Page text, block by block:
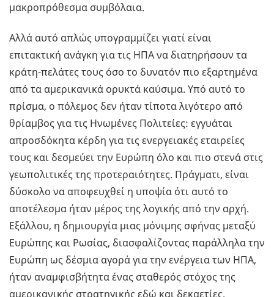
μακροπρόθεσμα συμβόλαια.
Αλλά αυτό απλώς υπογραμμίζει γιατί είναι
επιτακτική ανάγκη για τις ΗΠΑ να διατηρήσουν τα
κράτη-πελάτες τους όσο το δυνατόν πιο εξαρτημένα
από τα αμερικανικά ορυκτά καύσιμα. Υπό αυτό το
πρίσμα, ο πόλεμος δεν ήταν τίποτα λιγότερο από
θρίαμβος για τις Ηνωμένες Πολιτείες: εγγυάται
απροσδόκητα κέρδη για τις ενεργειακές εταιρείες
τους και δεσμεύει την Ευρώπη όλο και πιο στενά στις
γεωπολιτικές της προτεραιότητες. Πράγματι, είναι
δύσκολο να αποφευχθεί η υποψία ότι αυτό το
αποτέλεσμα ήταν μέρος της λογικής από την αρχή.
Εξάλλου, η δημιουργία μιας μόνιμης σφήνας μεταξύ
Ευρώπης και Ρωσίας, διασφαλίζοντας παράλληλα την
Ευρώπη ως δέσμια αγορά για την ενέργεια των ΗΠΑ,
ήταν αναμφισβήτητα ένας σταθερός στόχος της
αμερικανικής στρατηγικής εδώ και δεκαετίες.